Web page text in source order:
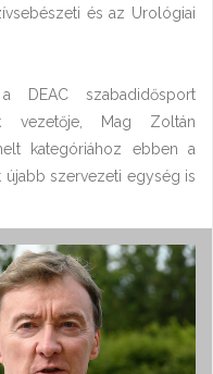
és az Urológiai
DEAC szabadidősport
vezetője, Mag Zoltán
kategóriához ebben a
szervezeti egység is